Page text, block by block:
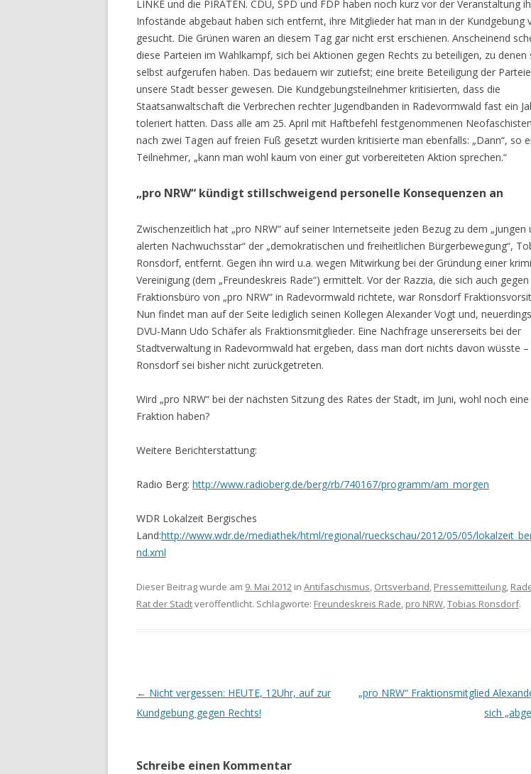
LINKE und die PIRATEN. CDU, SPD und FDP haben noch kurz vor der Veranstaltung
Infostände abgebaut haben sich entfernt, ihre Mitglieder hat man in der Kundgebung
gesucht. Die Grünen waren an diesem Tag gar nicht erst erschienen. Anscheinend
diese Parteien im Wahlkampf, sich bei Aktionen gegen Rechts zu beteiligen, zu denen
selbst aufgerufen haben. Das bedauern wir zutiefst; eine breite Beteiligung der
unsere Stadt besser gewesen. Die Kundgebungsteilnehmer kritisierten, dass die
Staatsanwaltschaft die Verbrechen rechter Jugendbanden in Radevormwald fast ein
toleriert hatten. Dass alle am 25. April mit Haftbefehl festgenommenen
nach zwei Tagen auf freien Fuß gesetzt wurden kritisierte man ebenfalls: „Dann“, so
Teilnehmer, „kann man wohl kaum von einer gut vorbereiteten Aktion sprechen.“
„pro NRW“ kündigt stillschweigend personelle Konsequenzen an
Zwischenzeitlich hat „pro NRW“ auf seiner Internetseite jeden Bezug zu dem „jungen
alerten Nachwuchsstar“ der „demokratischen und freiheitlichen Bürgerbewegung“,
Ronsdorf, entfernt. Gegen ihn wird u.a. wegen Mitwirkung bei der Gründung einer
Vereinigung (dem „Freundeskreis Rade“) ermittelt. Vor der Razzia, die sich auch gegen
Fraktionsbüro von „pro NRW“ in Radevormwald richtete, war Ronsdorf
Nun findet man auf der Seite lediglich seinen Kollegen Alexander Vogt und,
DVU-Mann Udo Schäfer als Fraktionsmitglieder. Eine Nachfrage unsererseits bei der
Stadtverwaltung in Radevormwald hat ergeben, dass man dort nichts davon wüsste
Ronsdorf sei bisher nicht zurückgetreten.
Wird „pro NRW“ bei der nächsten Sitzung des Rates der Stadt, im Juni, wohl noch
Fraktion haben?
Weitere Berichterstattung:
Radio Berg: http://www.radioberg.de/berg/rb/740167/programm/am_morgen
WDR Lokalzeit Bergisches
Land:http://www.wdr.de/mediathek/html/regional/rueckschau/2012/05/05/
nd.xml
Dieser Beitrag wurde am 9. Mai 2012 in Antifaschismus, Ortsverband, Pressemitteilung,
Rat der Stadtveröffentlicht. Schlagworte: Freundeskreis Rade, pro NRW,Tobias Ronsdorf.
Beitrags-
Navigation
← Nicht vergessen: HEUTE, 12Uhr, auf zur
Kundgebung gegen Rechts!
„pro NRW“ Fraktionsmitglied
sich
Schreibe einen Kommentar